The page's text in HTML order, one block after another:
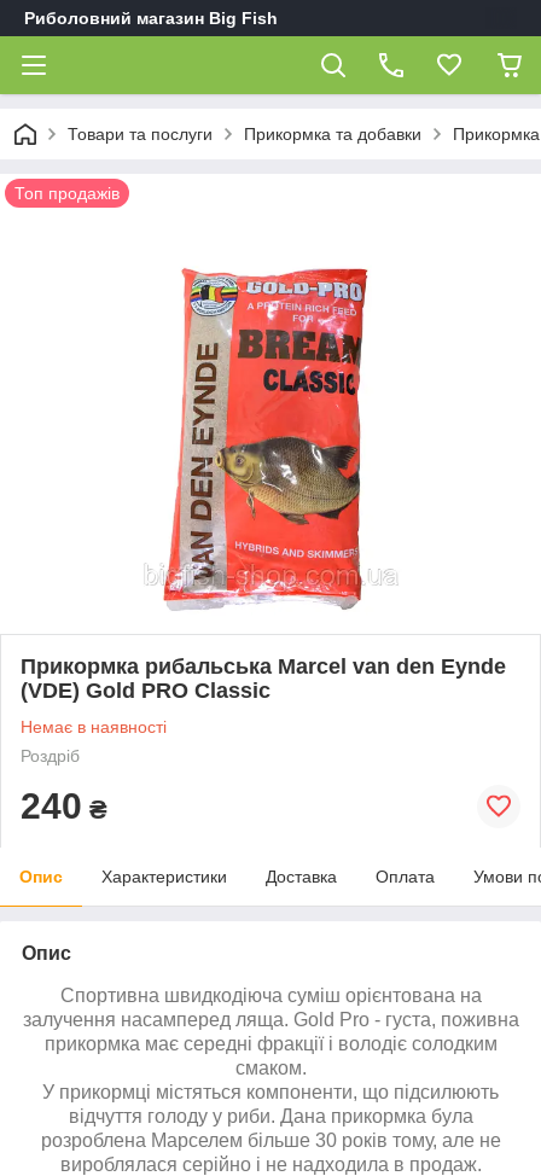
Риболовний магазин Big Fish
Товари та послуги Прикормка та добавки
Топ продажів
Прикормка рибальська Marcel van den Eynde
(VDE) Gold PRO Classic
Немає в наявності
Роздріб
240 ₴
Опис Характеристики Доставка Оплата Умови
Опис
Спортивна швидкодіюча суміш орієнтована на
залучення насамперед ляща. Gold Pro - густа, поживна
прикормка має середні фракції і володіє солодким
смаком.
У прикормці містяться компоненти, що підсилюють
відчуття голоду у риби. Дана прикормка була
розроблена Марселем більше 30 років тому, але не
вироблялася серійно і не надходила в продаж.